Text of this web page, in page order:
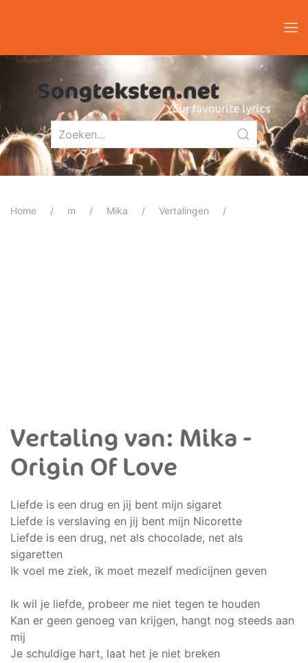
Home m Mika Vertalingen
Vertaling van: Mika -
Origin Of Love
Liefde is een drug en jij bent mijn sigaret
Liefde is verslaving en jij bent mijn Nicorette
Liefde is een drug, net als chocolade, net als
sigaretten
Ik voel me ziek, ik moet mezelf medicijnen geven
Ik wil je liefde, probeer me niet tegen te houden
Kan er geen genoeg van krijgen, hangt nog steeds aan
mij
Je schuldige hart, laat het je niet breken